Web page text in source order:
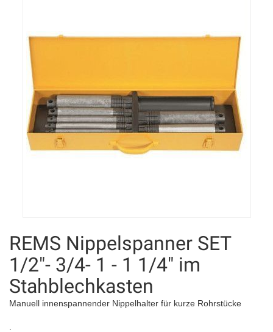
REMS Nippelspanner SET
1/2"- 3/4- 1 - 1 1/4" im
Stahblechkasten
Manuell innenspannender Nippelhalter für kurze Rohrstücke